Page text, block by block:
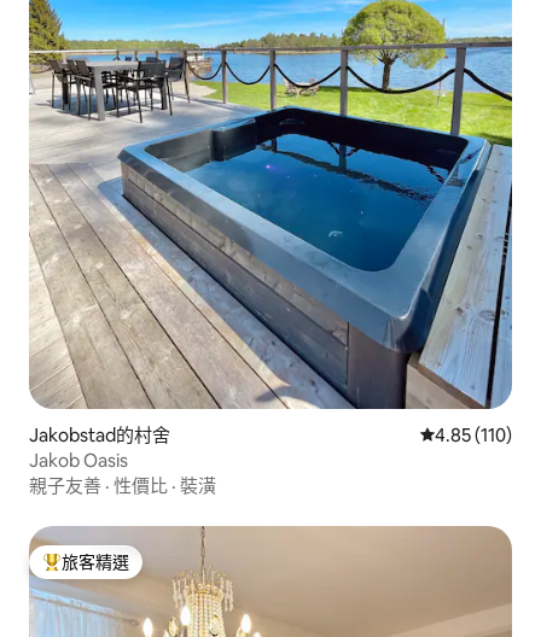
Jakobstad的村舍 從 110 則評價
4.85 (110)
Jakob Oasis
親子友善 · 性價比 · 裝潢
旅客精選榜首
旅客精選